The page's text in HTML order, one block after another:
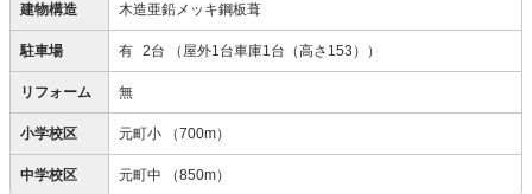
建物構造 木造亜鉛メッキ鋼板葺
駐車場 有 2台 （屋外1台車庫1台（高さ153））
リフォーム 無
小学校区 元町小 （700m）
中学校区 元町中 （850m）